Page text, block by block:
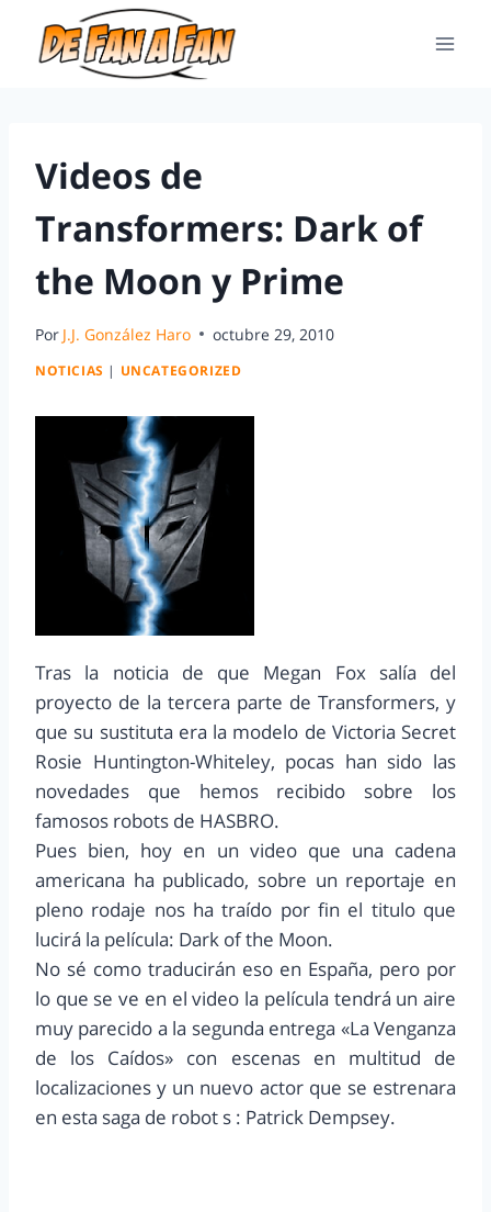
Videos de
Transformers: Dark of
the Moon y Prime
Por J.J. González Haro octubre 29, 2010
NOTICIAS | UNCATEGORIZED
Tras la noticia de que Megan Fox salía del
proyecto de la tercera parte de Transformers, y
que su sustituta era la modelo de Victoria Secret
Rosie Huntington-Whiteley, pocas han sido las
novedades que hemos recibido sobre los
famosos robots de HASBRO.
Pues bien, hoy en un video que una cadena
americana ha publicado, sobre un reportaje en
pleno rodaje nos ha traído por fin el titulo que
lucirá la película: Dark of the Moon.
No sé como traducirán eso en España, pero por
lo que se ve en el video la película tendrá un aire
muy parecido a la segunda entrega «La Venganza
de los Caídos» con escenas en multitud de
localizaciones y un nuevo actor que se estrenara
en esta saga de robot s : Patrick Dempsey.